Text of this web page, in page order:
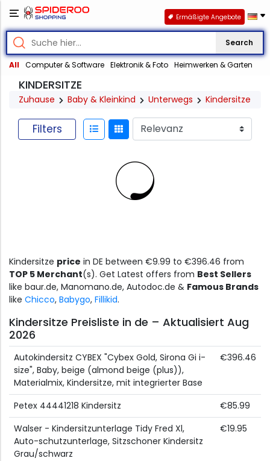
Search
All Computer & Software Elektronik & Foto Heimwerken & Garten
Ermäßigte Angebote
KINDERSITZE
Zuhause Baby & Kleinkind Unterwegs Kindersitze
Filters
Kindersitze price in DE between €9.99 to €396.46 from
TOP 5 Merchant(s). Get Latest offers from Best Sellers
like baur.de, Manomano.de, Autodoc.de & Famous Brands
like Chicco, Babygo, Fillikid.
Kindersitze Preisliste in de – Aktualisiert Aug
2026
Autokindersitz CYBEX "Cybex Gold, Sirona Gi i-
size", Baby, beige (almond beige (plus)),
Materialmix, Kindersitze, mit integrierter Base
€396.46
Petex 44441218 Kindersitz
€85.99
Walser - Kindersitzunterlage Tidy Fred Xl,
Auto-schutzunterlage, Sitzschoner Kindersitz
Grau/schwarz
€19.95